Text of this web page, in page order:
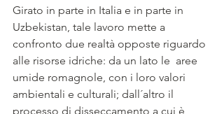
Girato in parte in Italia e in parte in
Uzbekistan, tale lavoro mette a
confronto due realtà opposte riguardo
alle risorse idriche: da un lato le  aree
umide romagnole, con i loro valori
ambientali e culturali; dall´altro il
processo di disseccamento a cui è